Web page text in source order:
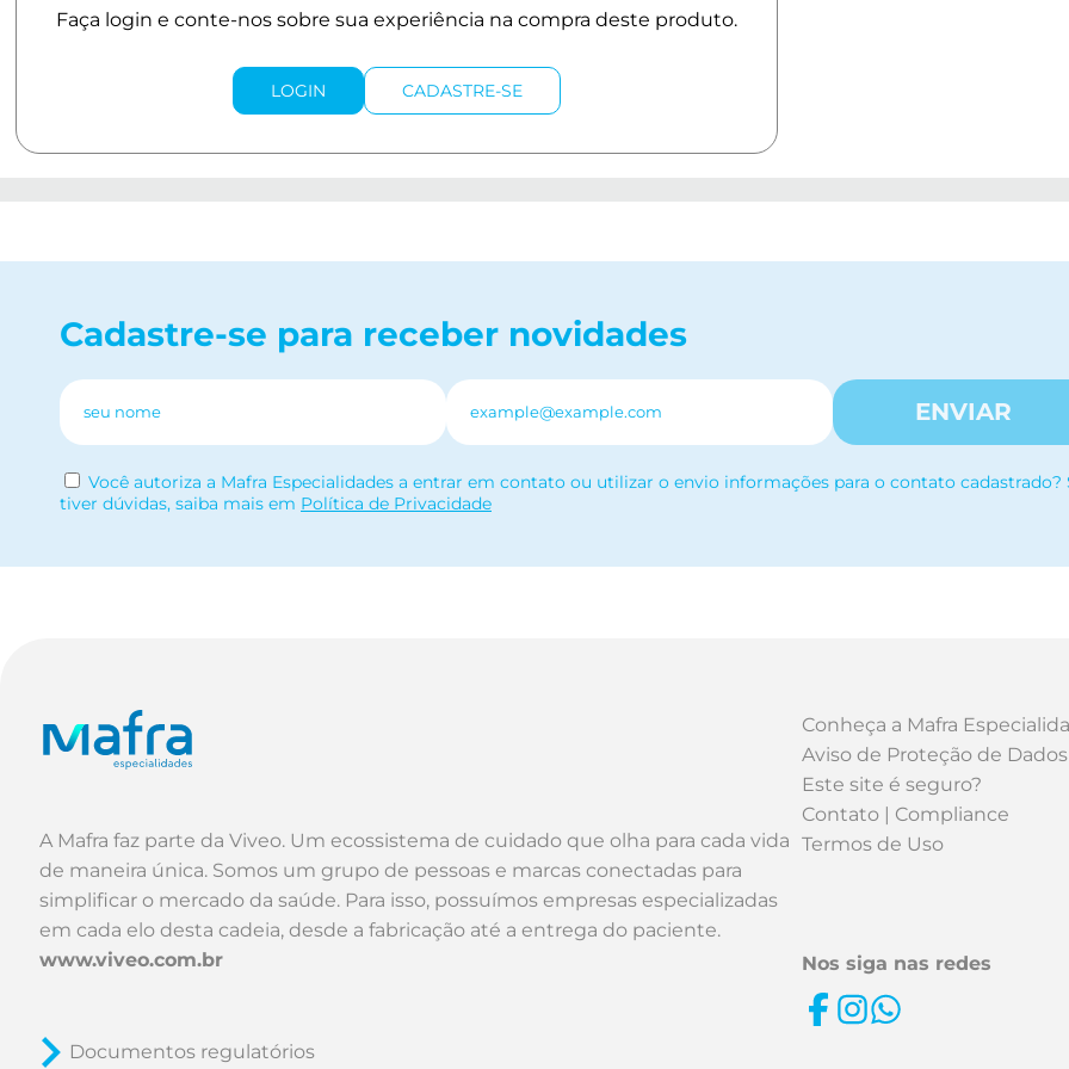
LOGIN CADASTRE-SE
Cadastre-se para receber novidades
ENVIAR
Você autoriza a Mafra Especialidades a entrar em contato ou utilizar o envio informações para o contato cadastrado?
tiver dúvidas, saiba mais em Política de Privacidade
A Mafra faz parte da Viveo. Um ecossistema de cuidado que olha para cada vida
de maneira única. Somos um grupo de pessoas e marcas conectadas para
simplificar o mercado da saúde. Para isso, possuímos empresas especializadas
em cada elo desta cadeia, desde a fabricação até a entrega do paciente.
www.viveo.com.br
Documentos regulatórios
Conheça a Mafra
Aviso de Proteção de Dados
Este site é seguro?
Contato | Compliance
Termos de Uso
Nos siga nas redes